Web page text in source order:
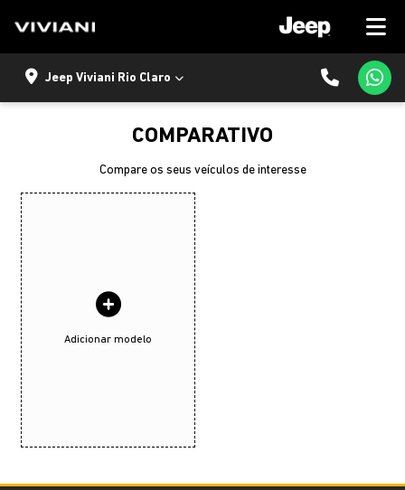
Jeep Viviani Rio Claro
COMPARATIVO
Compare os seus veículos de interesse
Adicionar modelo